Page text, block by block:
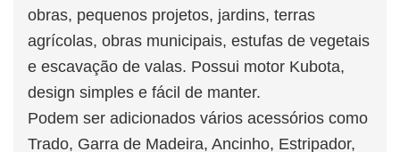
obras, pequenos projetos, jardins, terras
agrícolas, obras municipais, estufas de vegetais
e escavação de valas. Possui motor Kubota,
design simples e fácil de manter.
Podem ser adicionados vários acessórios como
Trado, Garra de Madeira, Ancinho, Estripador,